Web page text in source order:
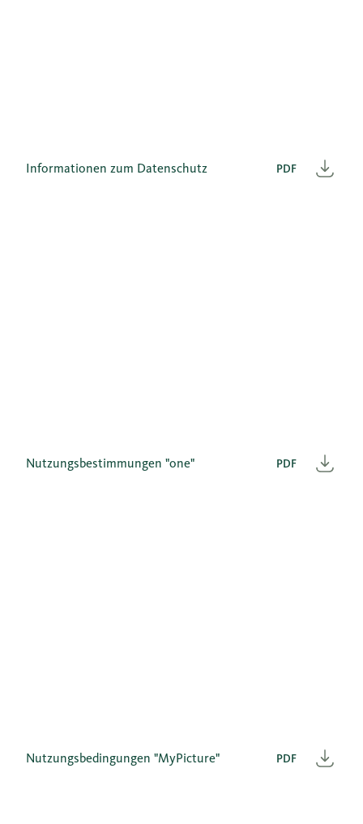
PDF
Informationen zum Datenschutz
PDF
Nutzungsbestimmungen "one"
PDF
Nutzungsbedingungen "MyPicture"